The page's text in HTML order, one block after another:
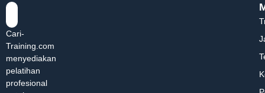
Cari-
Training.com
menyediakan
pelatihan
profesional